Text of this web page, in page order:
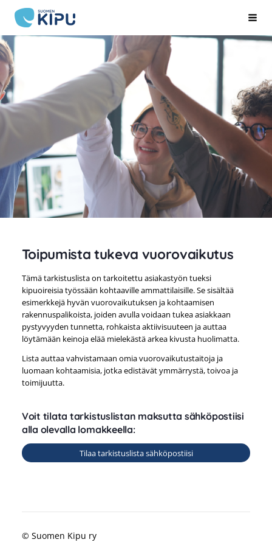
Siirry
sivun
sisältöön
Suomen Kipu ry
Toipumista tukeva vuorovaikutus
Tämä tarkistuslista on tarkoitettu asiakastyön tueksi
kipuoireisia työssään kohtaaville ammattilaisille. Se sisältää
esimerkkejä hyvän vuorovaikutuksen ja kohtaamisen
rakennuspalikoista, joiden avulla voidaan tukea asiakkaan
pystyvyyden tunnetta, rohkaista aktiivisuuteen ja auttaa
löytämään keinoja elää mielekästä arkea kivusta huolimatta.
Lista auttaa vahvistamaan omia vuorovaikutustaitoja ja
luomaan kohtaamisia, jotka edistävät ymmärrystä, toivoa ja
toimijuutta.
Voit tilata tarkistuslistan maksutta sähköpostiisi
alla olevalla lomakkeella:
Tilaa tarkistuslista sähköpostiisi
© Suomen Kipu ry